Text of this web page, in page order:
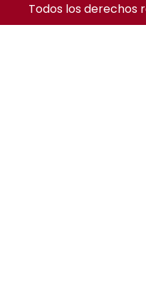
Todos los derechos